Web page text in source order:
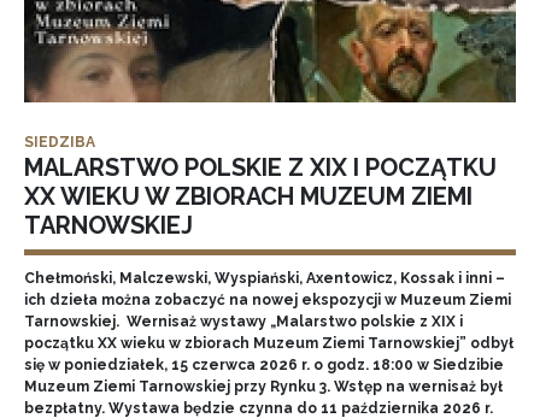
SIEDZIBA
MALARSTWO POLSKIE Z XIX I POCZĄTKU
XX WIEKU W ZBIORACH MUZEUM ZIEMI
TARNOWSKIEJ
Chełmoński, Malczewski, Wyspiański, Axentowicz, Kossak i inni –
ich dzieła można zobaczyć na nowej ekspozycji w Muzeum Ziemi
Tarnowskiej. Wernisaż wystawy „Malarstwo polskie z XIX i
początku XX wieku w zbiorach Muzeum Ziemi Tarnowskiej” odbył
się w poniedziałek, 15 czerwca 2026 r. o godz. 18:00 w Siedzibie
Muzeum Ziemi Tarnowskiej przy Rynku 3. Wstęp na wernisaż był
bezpłatny. Wystawa będzie czynna do 11 października 2026 r.